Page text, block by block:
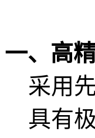
一、高
采用
具有